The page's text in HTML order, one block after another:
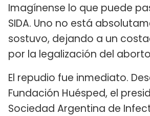
Imagínense lo que puede
SIDA. Uno no está
sostuvo, dejando a un
por la legalización del
El repudio fue inmediato.
Fundación Huésped, el
Sociedad Argentina de